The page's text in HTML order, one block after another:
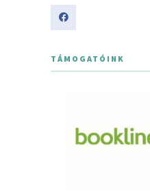
TÁMOGATÓINK